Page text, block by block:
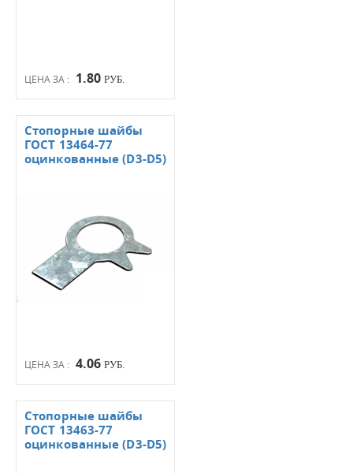
ЦЕНА ЗА : 1.80 РУБ.
ЦЕНА ЗА : 4.06 РУБ.
Стопорные шайбы
ГОСТ 13464-77
оцинкованные (D3-D5)
Стопорные шайбы
ГОСТ 13463-77
оцинкованные (D3-D5)